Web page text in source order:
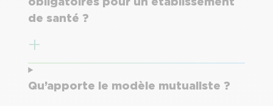
de santé ?
Qu’apporte le modèle mutualiste ?